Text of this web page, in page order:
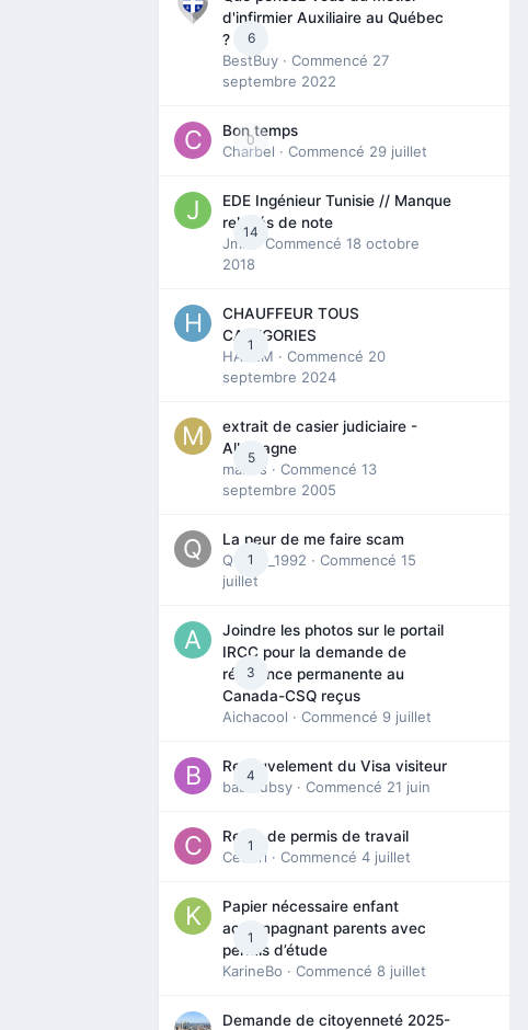
6
d'infirmier Auxiliaire au Québec
?
BestBuy · Commencé 27
septembre 2022
0
Bon temps
Charbel · Commencé 29 juillet
14
EDE Ingénieur Tunisie // Manque
relevés de note
Jmili
· Commencé 18 octobre
2018
1
CHAUFFEUR TOUS
CATEGORIES
HAZEM · Commencé 20
septembre 2024
5
extrait de casier judiciaire -
Allemagne
maries · Commencé 13
septembre 2005
1
La peur de me faire scam
Queen_1992 · Commencé 15
juillet
3
Joindre les photos sur le portail
IRCC pour la demande de
résidence permanente au
Canada-CSQ reçus
Aichacool · Commencé 9 juillet
4
Renouvelement du Visa visiteur
babibubsy · Commencé 21 juin
1
Refus de permis de travail
Cedbri · Commencé 4 juillet
1
Papier nécessaire enfant
accompagnant parents avec
permis d’étude
KarineBo · Commencé 8 juillet
Demande de citoyenneté 2025-